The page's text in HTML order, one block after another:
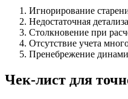
Игнорирование
Недостаточная
Столкновение при
Отсутствие учета
Пренебрежение
Чек-лист для